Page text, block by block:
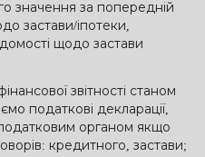
значення за попередній
застави/іпотеки,
щодо застави
звітності станом
податкові декларації,
податковим органом якщо
кредитного, застави;